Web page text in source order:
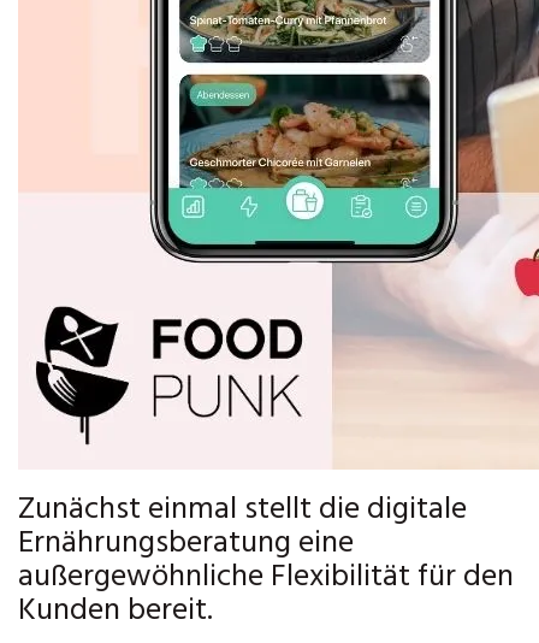
Zunächst einmal stellt die digitale
Ernährungsberatung eine
außergewöhnliche Flexibilität für den
Kunden bereit.